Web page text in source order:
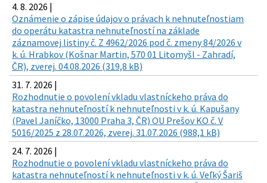
4. 8. 2026 |
Oznámenie o zápise údajov o právach k nehnuteľnostiam
do operátu katastra nehnuteľností na základe
záznamovej listiny č. Z 4962/2026 pod č. zmeny 84/2026 v
k. ú. Hrabkov (Košnar Martin, 570 01 Litomyšl - Zahradí,
ČR), zverej. 04.08.2026 (319,8 kB)
31. 7. 2026 |
Rozhodnutie o povolení vkladu vlastníckeho práva do
katastra nehnuteľností k nehnuteľnosti v k. ú. Kapušany
(Pavel Janíčko, 13000 Praha 3, ČR) OU Prešov KO č. V
5016/2025 z 28.07.2026, zverej. 31.07.2026 (988,1 kB)
24. 7. 2026 |
Rozhodnutie o povolení vkladu vlastníckeho práva do
katastra nehnuteľností k nehnuteľnosti v k. ú. Veľký Šariš